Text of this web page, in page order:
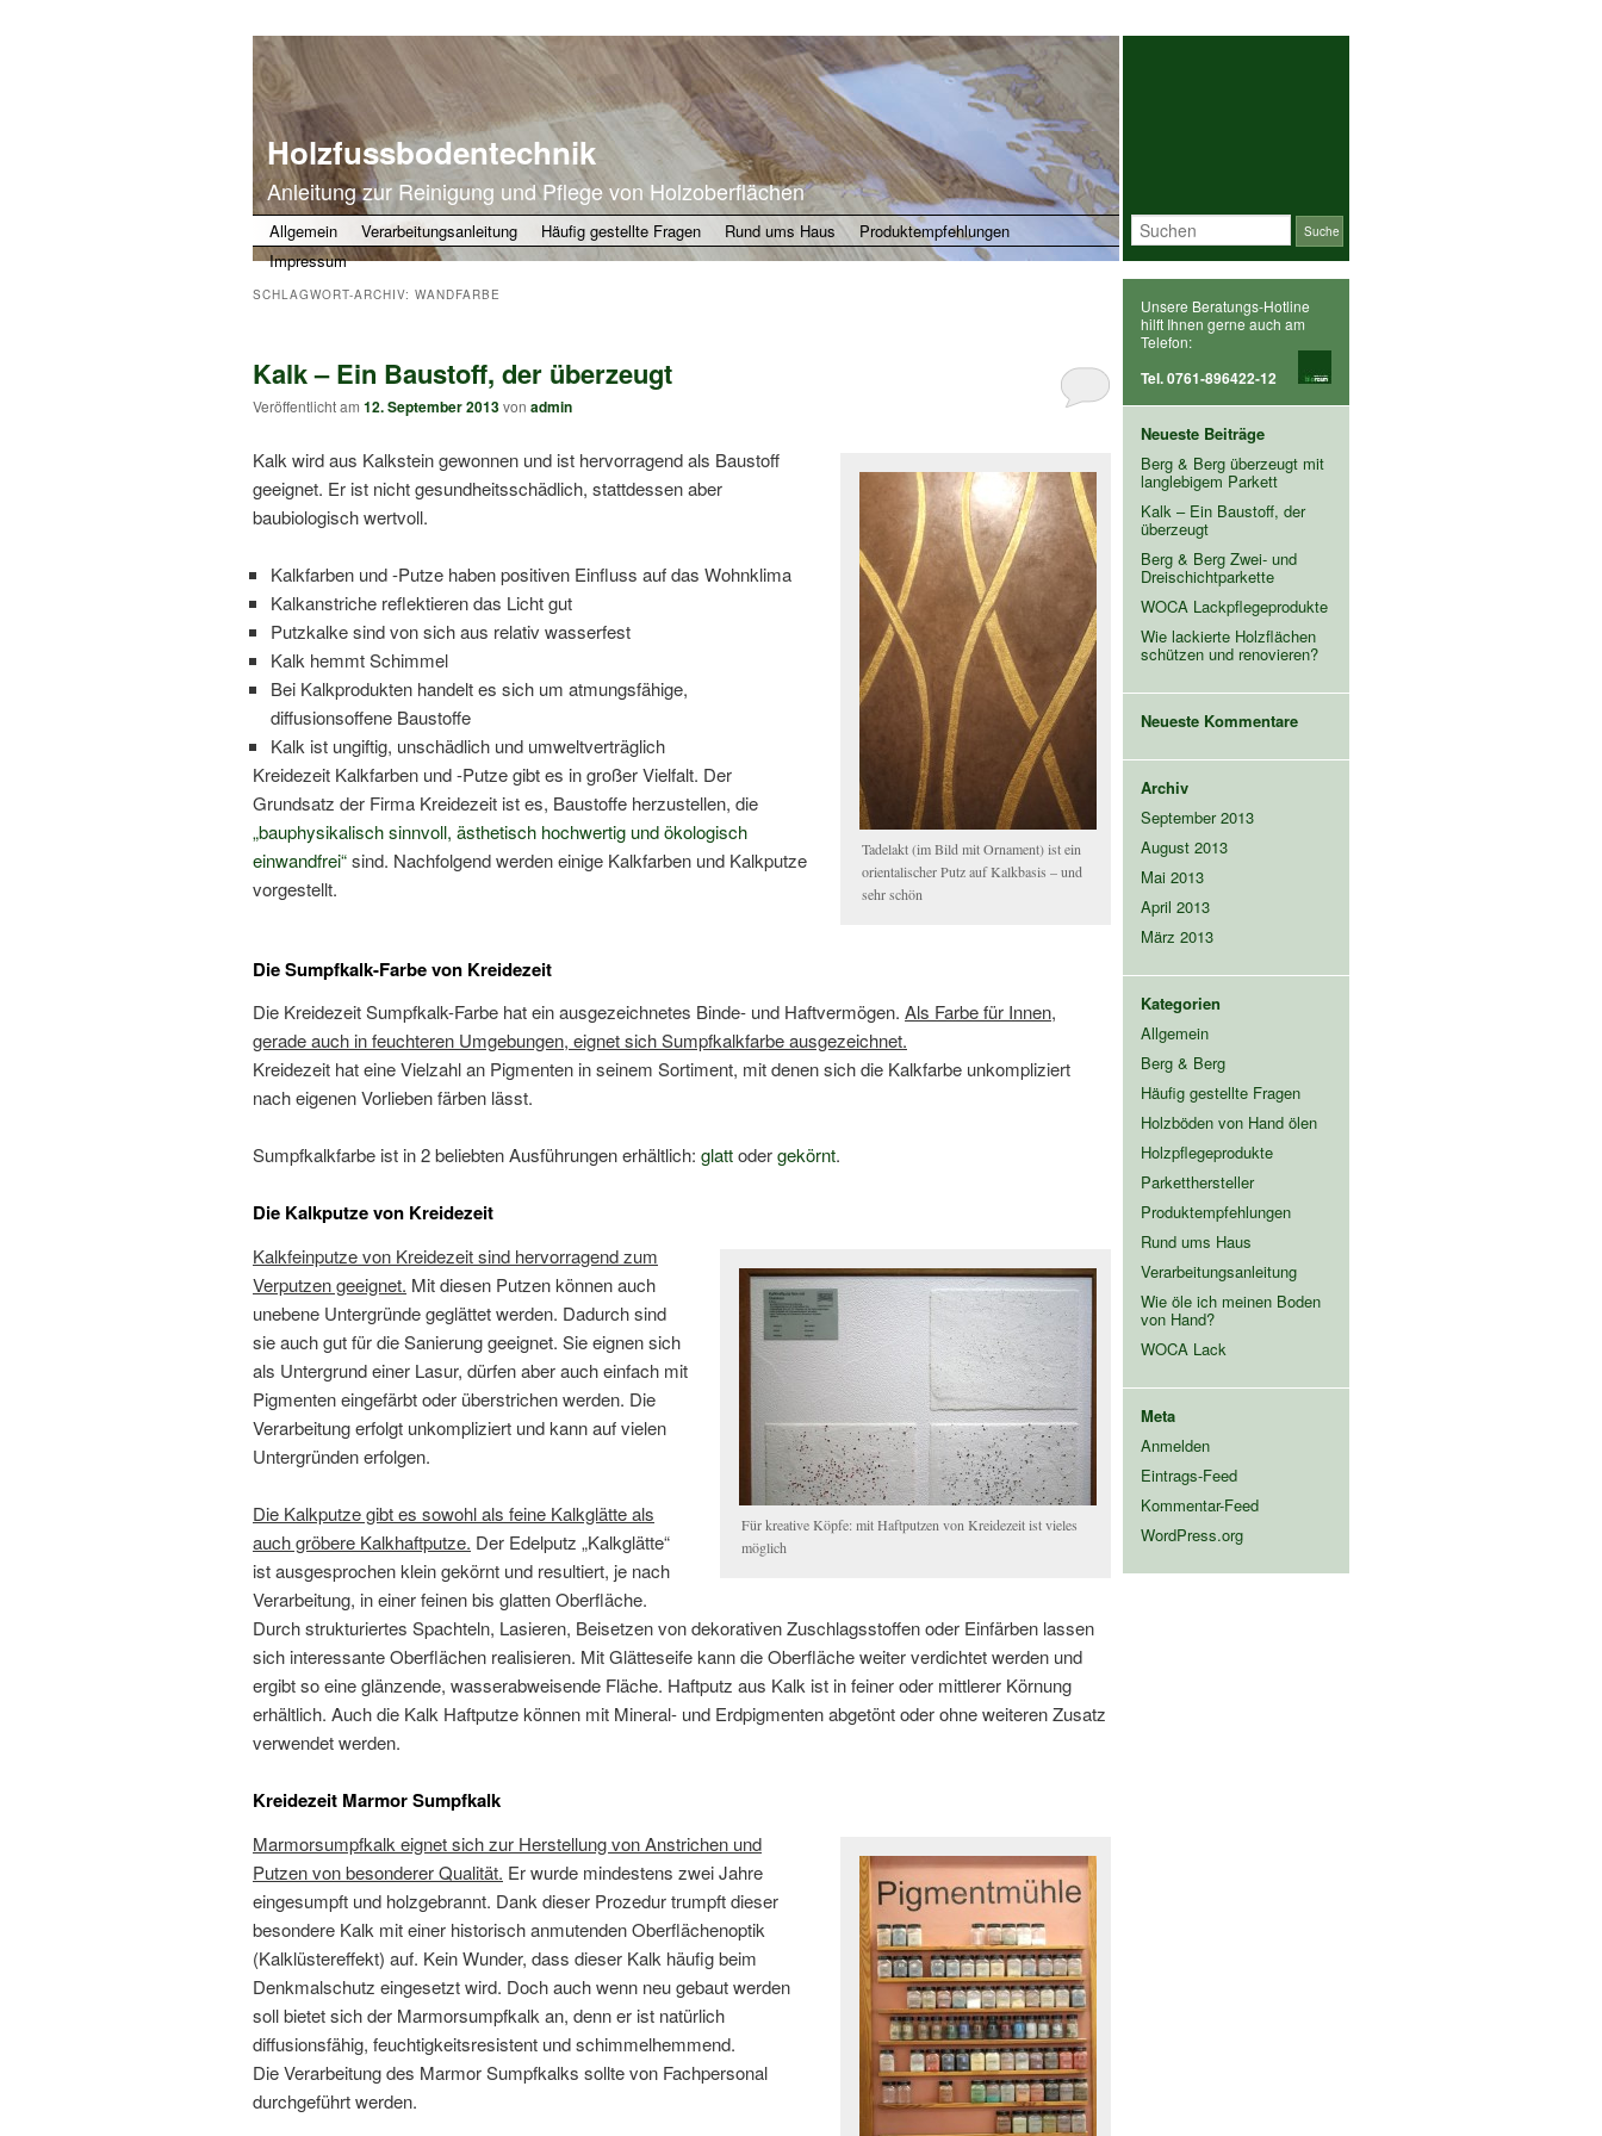
Holzfussbodentechnik
Anleitung zur Reinigung und Pflege von Holzoberflächen
Zum primären Inhalt springen
Zum sekundären Inhalt springen
Allgemein Verarbeitungsanleitung Häufig gestellte Fragen Rund ums Haus
Produktempfehlungen
Impressum
SCHLAGWORT-ARCHIV: WANDFARBE
Kalk – Ein Baustoff, der überzeugt
Veröffentlicht am 12. September 2013von admin
Tadelakt (im Bild mit Ornament) ist ein
orientalischer Putz auf Kalkbasis – und
sehr schön
Kalk wird aus Kalkstein gewonnen und ist hervorragend als Baustoff
geeignet. Er ist nicht gesundheitsschädlich, stattdessen aber
baubiologisch wertvoll.
Kalkfarben und -Putze haben positiven Einfluss auf das Wohnklima
Kalkanstriche reflektieren das Licht gut
Putzkalke sind von sich aus relativ wasserfest
Kalk hemmt Schimmel
Bei Kalkprodukten handelt es sich um atmungsfähige,
diffusionsoffene Baustoffe
Kalk ist ungiftig, unschädlich und umweltverträglich
Kreidezeit Kalkfarben und -Putze gibt es in großer Vielfalt. Der
Grundsatz der Firma Kreidezeit ist es, Baustoffe herzustellen, die
„bauphysikalisch sinnvoll, ästhetisch hochwertig und ökologisch
einwandfrei“sind. Nachfolgend werden einige Kalkfarben und Kalkputze
vorgestellt.
Die Sumpfkalk-Farbe von Kreidezeit
Die Kreidezeit Sumpfkalk-Farbe hat ein ausgezeichnetes Binde- und Haftvermögen. Als Farbe für Innen,
gerade auch in feuchteren Umgebungen, eignet sich Sumpfkalkfarbe ausgezeichnet.
Kreidezeit hat eine Vielzahl an Pigmenten in seinem Sortiment, mit denen sich die Kalkfarbe unkompliziert
nach eigenen Vorlieben färben lässt.
Sumpfkalkfarbe ist in 2 beliebten Ausführungen erhältlich: glattodergekörnt.
Die Kalkputze von Kreidezeit
Für kreative Köpfe: mit Haftputzen von Kreidezeit ist vieles
möglich
Kalkfeinputze von Kreidezeit sind hervorragend zum
Verputzen geeignet. Mit diesen Putzen können auch
unebene Untergründe geglättet werden. Dadurch sind
sie auch gut für die Sanierung geeignet. Sie eignen sich
als Untergrund einer Lasur, dürfen aber auch einfach mit
Pigmenten eingefärbt oder überstrichen werden. Die
Verarbeitung erfolgt unkompliziert und kann auf vielen
Untergründen erfolgen.
Die Kalkputze gibt es sowohl als feine Kalkglätte als
auch gröbere Kalkhaftputze. Der Edelputz „Kalkglätte“
ist ausgesprochen klein gekörnt und resultiert, je nach
Verarbeitung, in einer feinen bis glatten Oberfläche.
Durch strukturiertes Spachteln, Lasieren, Beisetzen von dekorativen Zuschlagsstoffen oder Einfärben lassen
sich interessante Oberflächen realisieren. Mit Glätteseife kann die Oberfläche weiter verdichtet werden und
ergibt so eine glänzende, wasserabweisende Fläche. Haftputz aus Kalk ist in feiner oder mittlerer Körnung
erhältlich. Auch die Kalk Haftputze können mit Mineral- und Erdpigmenten abgetönt oder ohne weiteren Zusatz
verwendet werden.
Kreidezeit Marmor Sumpfkalk
Marmorsumpfkalk eignet sich zur Herstellung von Anstrichen und
Putzen von besonderer Qualität. Er wurde mindestens zwei Jahre
eingesumpft und holzgebrannt. Dank dieser Prozedur trumpft dieser
besondere Kalk mit einer historisch anmutenden Oberflächenoptik
(Kalklüstereffekt) auf. Kein Wunder, dass dieser Kalk häufig beim
Denkmalschutz eingesetzt wird. Doch auch wenn neu gebaut werden
soll bietet sich der Marmorsumpfkalk an, denn er ist natürlich
diffusionsfähig, feuchtigkeitsresistent und schimmelhemmend.
Die Verarbeitung des Marmor Sumpfkalks sollte von Fachpersonal
durchgeführt werden.
Unsere Beratungs-Hotline
hilft Ihnen gerne auch am
Telefon:
Tel. 0761-896422-12
Neueste Beiträge
Berg & Berg überzeugt mit
langlebigem Parkett
Kalk – Ein Baustoff, der
überzeugt
Berg & Berg Zwei- und
Dreischichtparkette
WOCA Lackpflegeprodukte
Wie lackierte Holzflächen
schützen und renovieren?
Neueste Kommentare
Archiv
September 2013
August 2013
Mai 2013
April 2013
März 2013
Kategorien
Allgemein
Berg & Berg
Häufig gestellte Fragen
Holzböden von Hand ölen
Holzpflegeprodukte
Parketthersteller
Produktempfehlungen
Rund ums Haus
Verarbeitungsanleitung
Wie öle ich meinen Boden
von Hand?
WOCA Lack
Meta
Anmelden
Eintrags-Feed
Kommentar-Feed
WordPress.org